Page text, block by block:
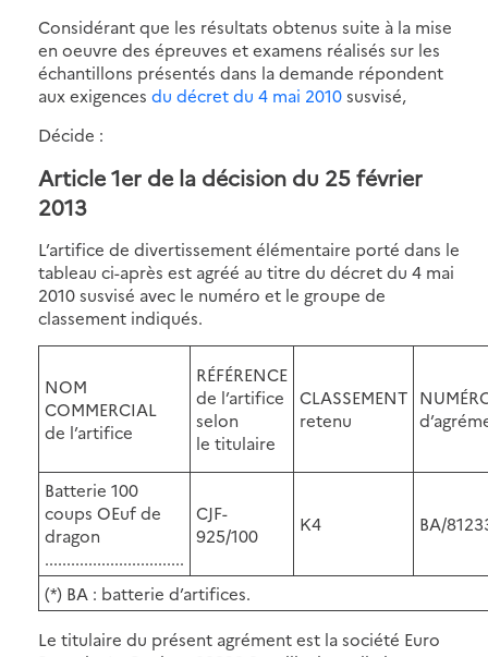
Considérant que les résultats obtenus suite à la mise
en oeuvre des épreuves et examens réalisés sur les
échantillons présentés dans la demande répondent
aux exigences du décret du 4 mai 2010susvisé,
Décide :
Article 1er de la décision du 25 février
2013
L’artifice de divertissement élémentaire porté dans le
tableau ci-après est agréé au titre du décret du 4 mai
2010 susvisé avec le numéro et le groupe de
classement indiqués.
NOM
COMMERCIAL
de l’artifice
RÉFÉRENCE
de l’artifice
selon
le titulaire
CLASSEMENT
retenu
Batterie 100
coups OEuf de
dragon
................................
CJF-
925/100
K4 BA/
(*) BA : batterie d’artifices.
Le titulaire du présent agrément est la société Euro